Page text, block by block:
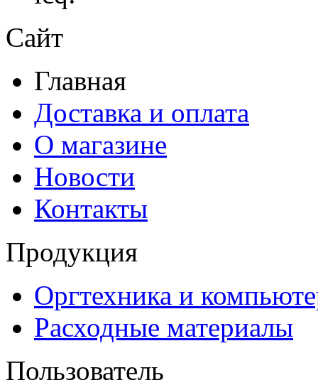
Сайт
Главная
Доставка и оплата
О магазине
Новости
Контакты
Продукция
Оргтехника и
Расходные материалы
Пользователь